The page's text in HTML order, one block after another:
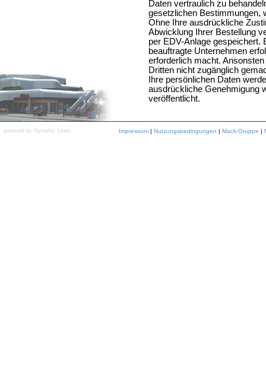
Daten vertraulich zu
gesetzlichen Bestimmungen,
Ohne Ihre ausdrückliche
Abwicklung Ihrer Bestellung
per EDV-Anlage gespeichert.
beauftragte Unternehmen
erforderlich macht.
Dritten nicht zugänglich
Ihre persönlichen Daten
ausdrückliche Genehmigung
veröffentlicht.
powered by Dynamic Lines Impressum | Nutzungsbedingungen | Mack-Gruppe |